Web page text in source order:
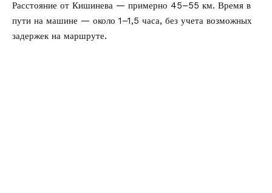
Расстояние от Кишинева — примерно 45–55 км. Время в
пути на машине — около 1–1,5 часа, без учета возможных
задержек на маршруте.